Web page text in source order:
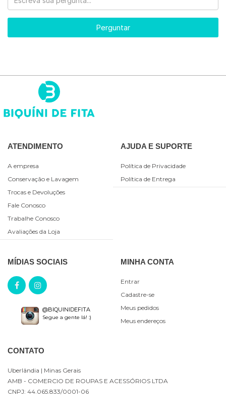
Perguntar
ATENDIMENTO
A empresa
Conservação e Lavagem
Trocas e Devoluções
Fale Conosco
Trabalhe Conosco
Avaliações da Loja
AJUDA E SUPORTE
Política de Privacidade
Política de Entrega
MÍDIAS SOCIAIS
@BIQUINIDEFITA
Segue a gente lá! :)
MINHA CONTA
Entrar
Cadastre-se
Meus pedidos
Meus endereços
CONTATO
Uberlândia | Minas Gerais
AMB - COMERCIO DE ROUPAS E ACESSÓRIOS LTDA
CNPJ: 44.065.833/0001-06